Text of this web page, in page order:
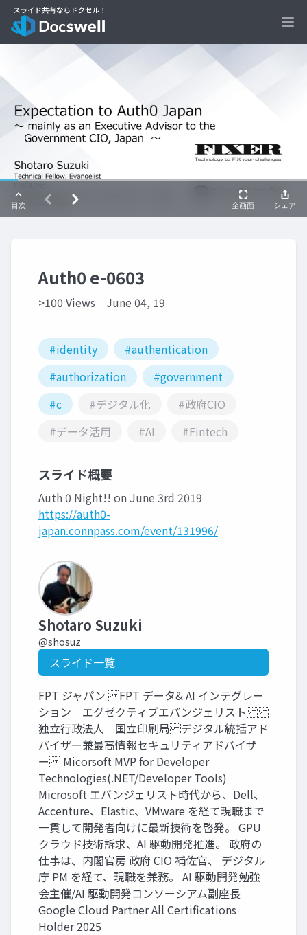
Auth0 e-0603
>100 Views June 04, 19
#identity
#authentication
#authorization
#government
#c
#デジタル化
#政府CIO
#データ活用
#AI #Fintech
スライド概要
Auth 0 Night!! on June 3rd 2019
https://auth0-
japan.connpass.com/event/131996/
Shotaro Suzuki
@shosuz
スライド一覧
FPT ジャパン FPT データ& AI インテグレー
ション エグゼクティブエバンジェリスト
独立行政法人 国立印刷局 デジタル統括アド
バイザー兼最高情報セキュリティアドバイザ
ー Micorsoft MVP for Developer
Technologies(.NET/Developer Tools)
Microsoft エバンジェリスト時代から、Dell、
Accenture、Elastic、VMware を経て現職まで
一貫して開発者向けに最新技術を啓発。 GPU
クラウド技術訴求、AI 駆動開発推進。 政府の
仕事は、内閣官房 政府 CIO 補佐官、 デジタル
庁 PM を経て、現職を兼務。 AI 駆動開発勉強
会主催/AI 駆動開発コンソーシアム副座長
Google Cloud Partner All Certifications
Holder 2025